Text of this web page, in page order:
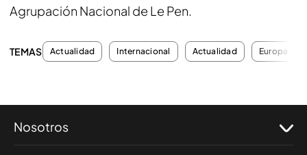
Agrupación Nacional de Le Pen.
TEMAS Actualidad Internacional Actualidad Europa
Nosotros